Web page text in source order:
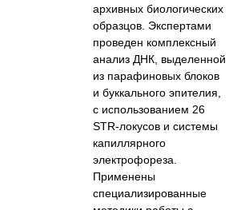
архивных биологических
образцов. Экспертами
проведен комплексный
анализ ДНК, выделенной
из парафиновых блоков
и буккального эпителия,
с использованием 26
STR-локусов и системы
капиллярного
электрофореза.
Применены
специализированные